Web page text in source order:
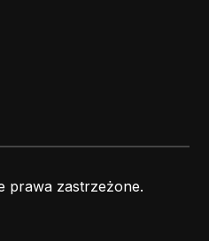
prawa zastrzeżone.